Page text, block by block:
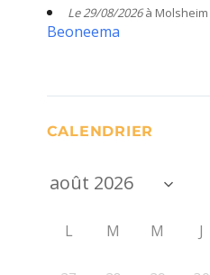
Le 29/08/2026à Molsheim
Beoneema
CALENDRIER
L M M J